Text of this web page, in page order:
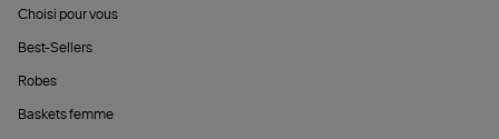
Choisi pour vous
Best-Sellers
Robes
Baskets femme